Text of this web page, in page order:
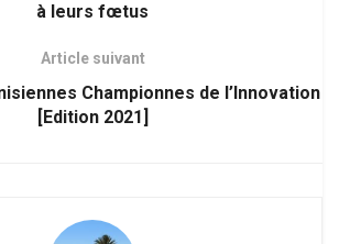
à leurs fœtus
Article suivant
Championnes de l’Innovation
[Edition 2021]